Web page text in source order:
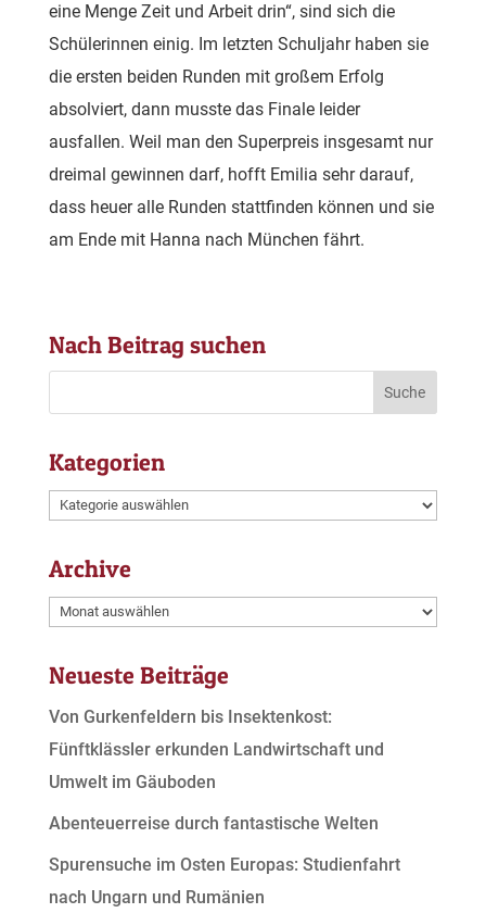
eine Menge Zeit und Arbeit drin“, sind sich die
Schülerinnen einig. Im letzten Schuljahr haben sie
die ersten beiden Runden mit großem Erfolg
absolviert, dann musste das Finale leider
ausfallen. Weil man den Superpreis insgesamt nur
dreimal gewinnen darf, hofft Emilia sehr darauf,
dass heuer alle Runden stattfinden können und sie
am Ende mit Hanna nach München fährt.
Nach Beitrag suchen
Kategorien
Kategorien
Archive
Archive
Neueste Beiträge
Von Gurkenfeldern bis Insektenkost:
Fünftklässler erkunden Landwirtschaft und
Umwelt im Gäuboden
Abenteuerreise durch fantastische Welten
Spurensuche im Osten Europas: Studienfahrt
nach Ungarn und Rumänien